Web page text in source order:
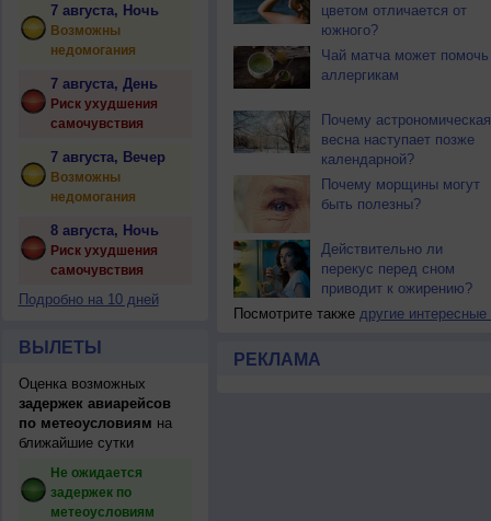
7 августа, Ночь
Возможны
недомогания
7 августа, День
Риск ухудшения
самочувствия
7 августа, Вечер
Возможны
недомогания
8 августа, Ночь
Риск ухудшения
самочувствия
Подробно на 10 дней
ВЫЛЕТЫ
Оценка возможных
задержек авиарейсов
по метеоусловиям на
ближайшие сутки
Не ожидается
задержек по
метеоусловиям
цветом отличается от
южного?
Чай матча может помочь
аллергикам
Почему астрономическая
весна наступает позже
календарной?
Почему морщины могут
быть полезны?
Действительно ли
перекус перед сном
приводит к ожирению?
Посмотрите также другие интересные
РЕКЛАМА